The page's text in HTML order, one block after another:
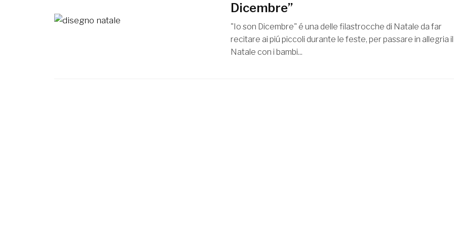
Dicembre”
"Io son Dicembre" é una delle filastrocche di Natale da far
recitare ai piú piccoli durante le feste, per passare in allegria il
Natale con i bambi...